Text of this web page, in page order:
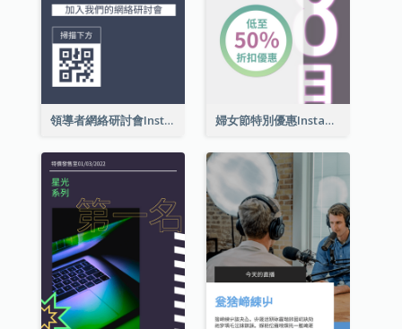
領導者網絡研討會Instagram限時動態 婦女節特別優惠Instagram限時動態